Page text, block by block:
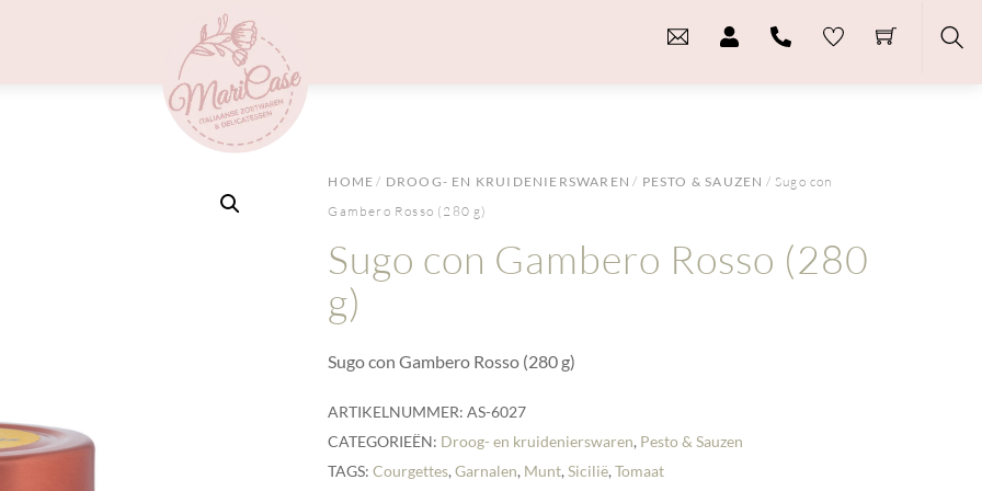
Menu
HOME / DROOG- EN KRUIDENIERSWAREN / PESTO & SAUZEN / Sugo con
Gambero Rosso (280 g)
Sugo con Gambero Rosso (280
g)
Sugo con Gambero Rosso (280 g)
ARTIKELNUMMER:AS-6027
CATEGORIEËN: Droog- en kruidenierswaren, Pesto & Sauzen
TAGS:Courgettes,Garnalen, Munt,Sicilië,Tomaat